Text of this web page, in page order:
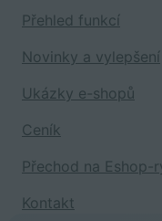
Přehled funkcí
Novinky a vylepšení
Ukázky e-shopů
Ceník
Přechod na Eshop-
Kontakt